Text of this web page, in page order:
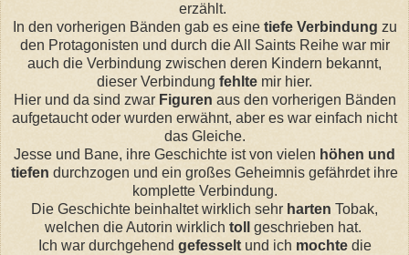
erzählt.
In den vorherigen Bänden gab es eine tiefe Verbindung zu
den Protagonisten und durch die All Saints Reihe war mir
auch die Verbindung zwischen deren Kindern bekannt,
dieser Verbindung fehlte mir hier.
Hier und da sind zwar Figuren aus den vorherigen Bänden
aufgetaucht oder wurden erwähnt, aber es war einfach nicht
das Gleiche.
Jesse und Bane, ihre Geschichte ist von vielen höhen und
tiefen durchzogen und ein großes Geheimnis gefährdet ihre
komplette Verbindung.
Die Geschichte beinhaltet wirklich sehr harten Tobak,
welchen die Autorin wirklich toll geschrieben hat.
Ich war durchgehend gefesselt und ich mochte die